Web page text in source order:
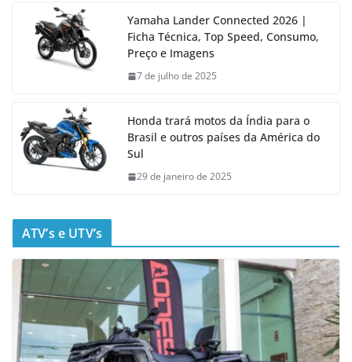
Yamaha Lander Connected 2026 |
Ficha Técnica, Top Speed, Consumo,
Preço e Imagens
7 de julho de 2025
Honda trará motos da Índia para o
Brasil e outros países da América do
Sul
29 de janeiro de 2025
ATV’s e UTV’s